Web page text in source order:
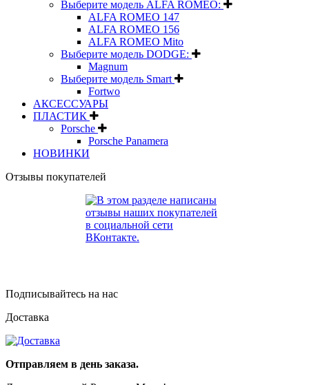
Выберите модель ALFA ROMEO:
ALFA ROMEO 147
ALFA ROMEO 156
ALFA ROMEO Mito
Выберите модель DODGE:
Magnum
Выберите модель Smart
Fortwo
АКСЕССУАРЫ
ПЛАСТИК
Porsche
Porsche Panamera
НОВИНКИ
Отзывы покупателей
Подписывайтесь на нас
Доставка
Отправляем в день заказа.